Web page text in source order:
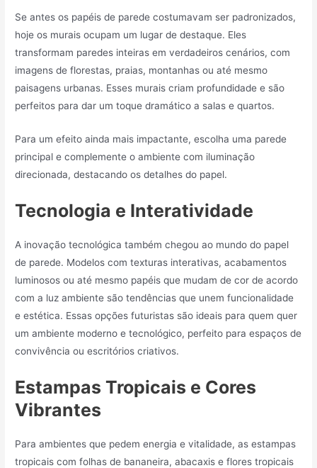
Se antes os papéis de parede costumavam ser padronizados,
hoje os murais ocupam um lugar de destaque. Eles
transformam paredes inteiras em verdadeiros cenários, com
imagens de florestas, praias, montanhas ou até mesmo
paisagens urbanas. Esses murais criam profundidade e são
perfeitos para dar um toque dramático a salas e quartos.
Para um efeito ainda mais impactante, escolha uma parede
principal e complemente o ambiente com iluminação
direcionada, destacando os detalhes do papel.
Tecnologia e Interatividade
A inovação tecnológica também chegou ao mundo do papel
de parede. Modelos com texturas interativas, acabamentos
luminosos ou até mesmo papéis que mudam de cor de acordo
com a luz ambiente são tendências que unem funcionalidade
e estética. Essas opções futuristas são ideais para quem quer
um ambiente moderno e tecnológico, perfeito para espaços de
convivência ou escritórios criativos.
Estampas Tropicais e Cores
Vibrantes
Para ambientes que pedem energia e vitalidade, as estampas
tropicais com folhas de bananeira, abacaxis e flores tropicais